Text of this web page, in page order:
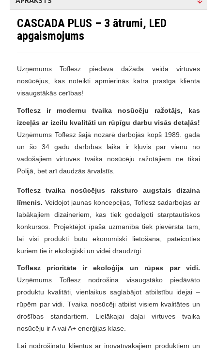
CASCADA PLUS – 3 ātrumi, LED
apgaismojums
Uzņēmums Toflesz piedāvā dažāda veida virtuves
nosūcējus, kas noteikti apmierinās katra prasīga klienta
visaugstākās cerības!
Toflesz ir modernu tvaika nosūcēju ražotājs, kas
izceļās ar izcilu kvalitāti un rūpīgu darbu visās detaļās!
Uzņēmums Toflesz šajā nozarē darbojās kopš 1989. gada
un šo 34 gadu darbības laikā ir kļuvis par vienu no
vadošajiem virtuves tvaika nosūcēju ražotājiem ne tikai
Polijā, bet arī daudzās ārvalstīs.
Toflesz tvaika nosūcējus raksturo augstais dizaina
līmenis. Veidojot jaunas koncepcijas, Toflesz sadarbojas ar
labākajiem dizaineriem, kas tiek godalgoti starptautiskos
konkursos. Projektējot īpaša uzmanība tiek pievērsta tam,
lai visi produkti būtu ekonomiski lietošanā, pateicoties
kuriem tie ir ekoloģiski un videi draudzīgi.
Toflesz prioritāte ir ekoloģija un rūpes par vidi.
Uzņēmums Toflesz nodrošina visaugstāko piedāvāto
produktu kvalitāti, vienlaikus saglabājot atbilstību idejai –
rūpēm par vidi. Tvaika nosūcēji atbilst visiem kvalitātes un
drošības standartiem. Lielākajai daļai virtuves tvaika
nosūcēju ir A vai A+ enerģijas klase.
Lai nodrošinātu klientus ar inovatīvākajiem produktiem un